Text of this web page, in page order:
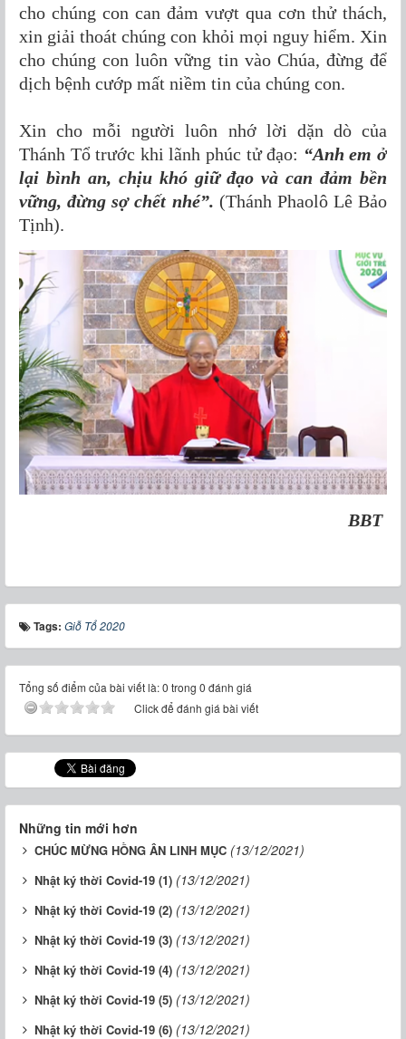
cho chúng con can đảm vượt qua cơn thử thách,
xin giải thoát chúng con khỏi mọi nguy hiểm. Xin
cho chúng con luôn vững tin vào Chúa, đừng để
dịch bệnh cướp mất niềm tin của chúng con.
Xin cho mỗi người luôn nhớ lời dặn dò của
Thánh Tổ trước khi lãnh phúc tử đạo: “Anh em ở
lại bình an, chịu khó giữ đạo và can đảm bền
vững, đừng sợ chết nhé”. (Thánh Phaolô Lê Bảo
Tịnh).
BBT
Tags: Giỗ Tổ 2020
Tổng số điểm của bài viết là: 0 trong 0 đánh giá
Click để đánh giá bài viết
Những tin mới hơn
CHÚC MỪNG HỒNG ÂN LINH MỤC (13/12/2021)
Nhật ký thời Covid-19 (1) (13/12/2021)
Nhật ký thời Covid-19 (2) (13/12/2021)
Nhật ký thời Covid-19 (3) (13/12/2021)
Nhật ký thời Covid-19 (4) (13/12/2021)
Nhật ký thời Covid-19 (5) (13/12/2021)
Nhật ký thời Covid-19 (6) (13/12/2021)